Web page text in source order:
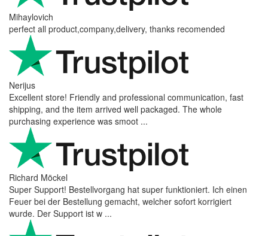
Mihaylovich
perfect all product,company,delivery, thanks recomended
Nerijus
Excellent store! Friendly and professional communication, fast
shipping, and the item arrived well packaged. The whole
purchasing experience was smoot ...
Richard Möckel
Super Support! Bestellvorgang hat super funktioniert. Ich einen
Feuer bei der Bestellung gemacht, welcher sofort korrigiert
wurde. Der Support ist w ...